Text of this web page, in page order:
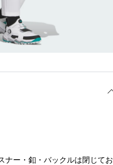
ナー・釦・バックルは閉じてお